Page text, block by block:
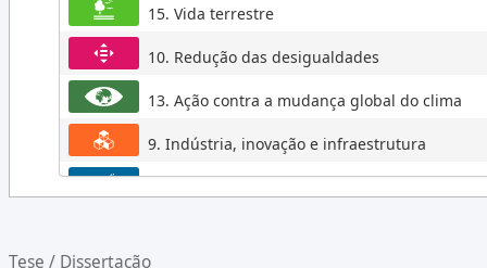
2005
2002
15. Vida terrestre
10. Redução das desigualdades
13. Ação contra a mudança global do clima
9. Indústria, inovação e infraestrutura
Tese / Dissertação